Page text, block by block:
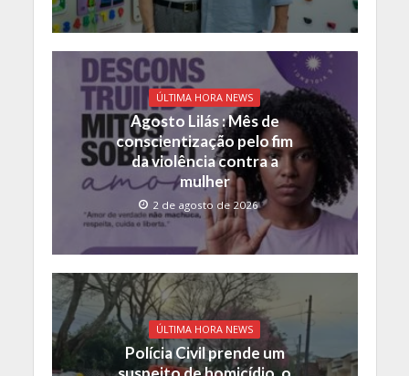
ÚLTIMA HORA NEWS
Agosto Lilás : Mês de
conscientização pelo fim
da violência contra a
mulher
2 de agosto de 2026
ÚLTIMA HORA NEWS
Polícia Civil prende um